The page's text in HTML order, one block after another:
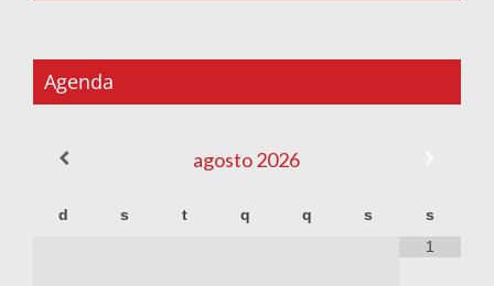
Agenda
agosto2026
d s t q q s
s
1